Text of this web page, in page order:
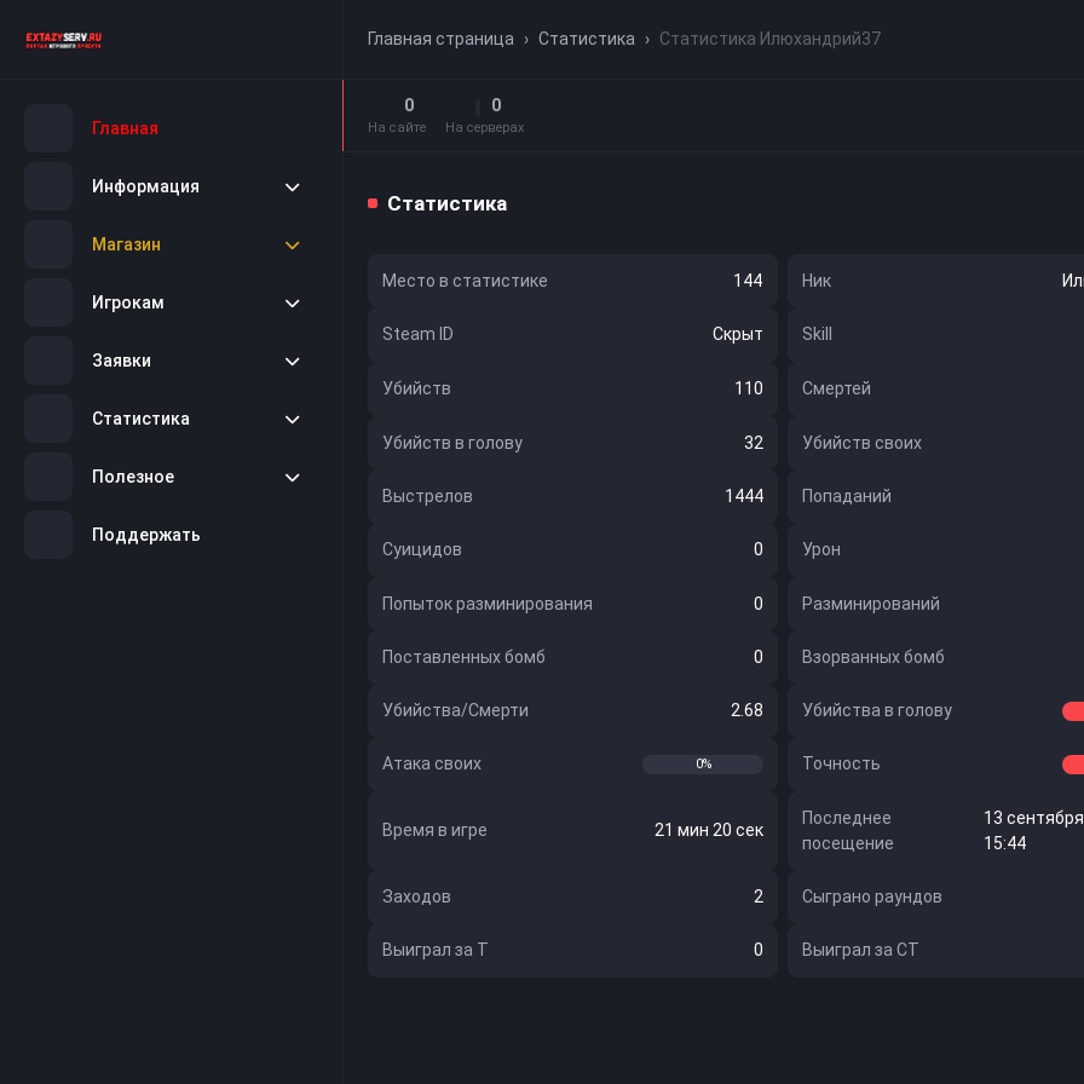
Главная страница › Статистика › Статистика Илюхандрий37
Главная
Информация
Магазин
Игрокам
Заявки
Статистика
Полезное
Поддержать
0
На сайте
0
На серверах
Статистика
Место в статистике 144 Ник
Steam ID Скрыт Skill
Убийств 110 Смертей
Убийств в голову 32 Убийств своих
Выстрелов 1444 Попаданий
Суицидов 0 Урон
Попыток разминирования 0 Разминирований
Поставленных бомб 0 Взорванных бомб
Убийства/Смерти 2.68 Убийства в голову
Атака своих 0% Точность
Время в игре 21 мин 20 сек
Последнее
посещение
13
15:44
Заходов 2 Сыграно раундов
Выиграл за Т 0 Выиграл за CT